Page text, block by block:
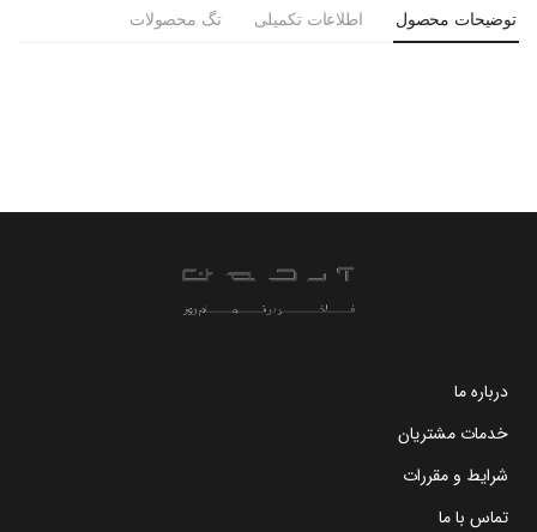
توضیحات محصول اطلاعات تکمیلی تگ محصولات
درباره ما
خدمات مشتریان
شرایط و مقررات
تماس با ما